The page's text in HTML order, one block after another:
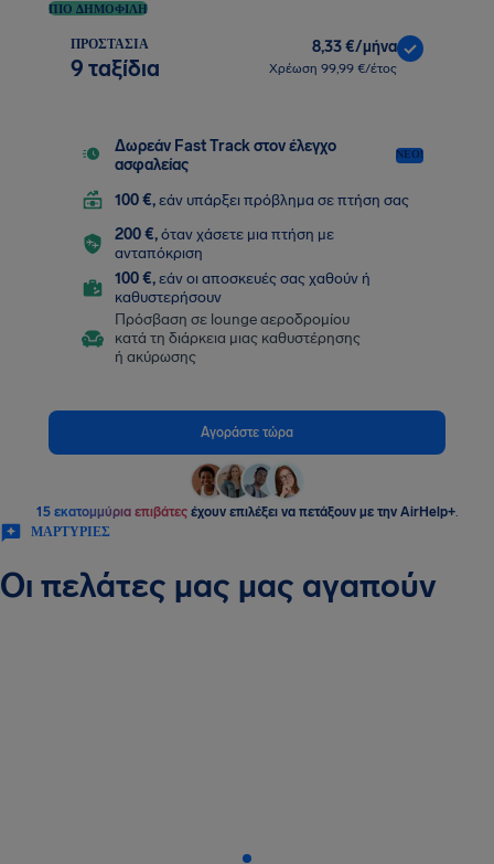
ΠΙΟ ΔΗΜΟΦΙΛΉ
ΠΡΟΣΤΑΣΊΑ
9 ταξίδια
8,33 €/μήνα
Χρέωση 99,99 €/έτος
Δωρεάν Fast Track στον έλεγχο
ασφαλείας
ΝΈΟ!
100 €,εάν υπάρξει πρόβλημα σε πτήση σας
200 €,όταν χάσετε μια πτήση με
ανταπόκριση
100 €,εάν οι αποσκευές σας χαθούν ή
καθυστερήσουν
Πρόσβαση σε lounge αεροδρομίου
κατά τη διάρκεια μιας καθυστέρησης
ή ακύρωσης
Αγοράστε τώρα
15 εκατομμύρια επιβάτεςέχουν επιλέξει να πετάξουν με την AirHelp+.
ΜΑΡΤΥΡΊΕΣ
Οι πελάτες μας μας αγαπούν